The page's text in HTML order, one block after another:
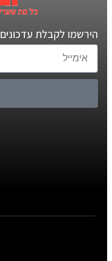
הירשמו לקבלת עדכונים